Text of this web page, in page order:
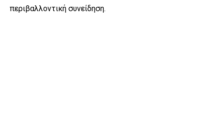
περιβαλλοντική συνείδηση.